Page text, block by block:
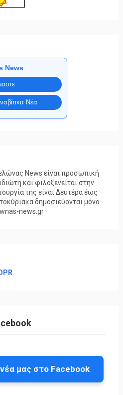
News
Νέα
News είναι προσωπική
και φιλοξενείται στην
της είναι Δευτέρα έως
δημοσιεύονται μόνο
news.gr
μας στο Facebook